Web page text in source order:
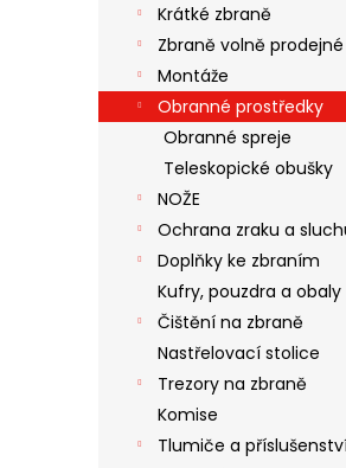
Krátké zbraně
Zbraně volně prodejné
Montáže
Obranné prostředky
Obranné spreje
Teleskopické obušky
NOŽE
Ochrana zraku a
Doplňky ke zbraním
Kufry, pouzdra a obaly
Čištění na zbraně
Nastřelovací stolice
Trezory na zbraně
Komise
Tlumiče a